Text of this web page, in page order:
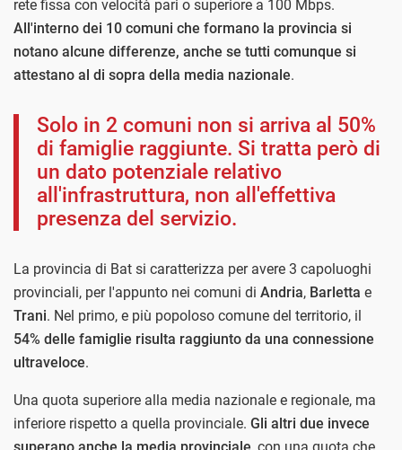
rete fissa con velocità pari o superiore a 100 Mbps.
All'interno dei 10 comuni che formano la provincia si
notano alcune differenze, anche se tutti comunque si
attestano al di sopra della media nazionale.
Solo in 2 comuni non si arriva al 50%
di famiglie raggiunte. Si tratta però di
un dato potenziale relativo
all'infrastruttura, non all'effettiva
presenza del servizio.
La provincia di Bat si caratterizza per avere 3 capoluoghi
provinciali, per l'appunto nei comuni di Andria, Barletta e
Trani. Nel primo, e più popoloso comune del territorio, il
54% delle famiglie risulta raggiunto da una connessione
ultraveloce.
Una quota superiore alla media nazionale e regionale, ma
inferiore rispetto a quella provinciale. Gli altri due invece
superano anche la media provinciale, con una quota che